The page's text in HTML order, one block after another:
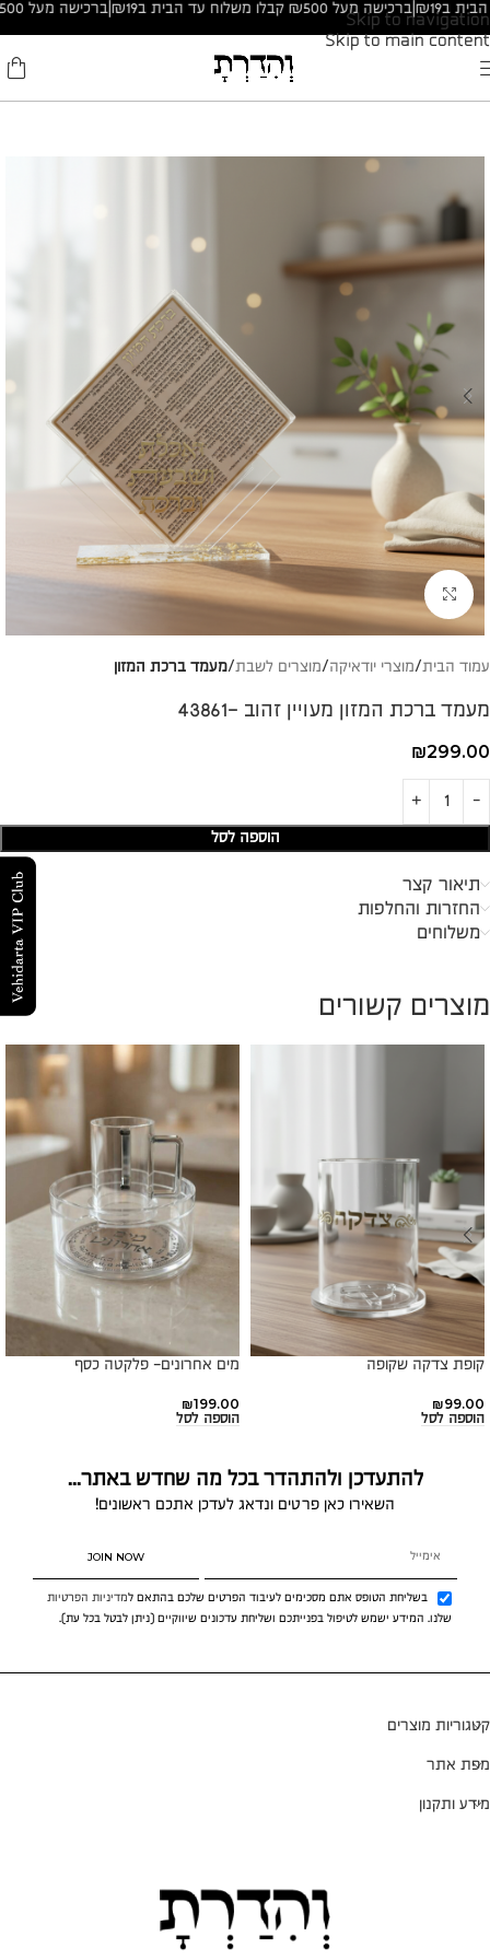
Skip to navigation
Skip to main content
ברכישה מעל ₪500 קבלו משלוח עד הבית ב₪19| ברכישה מעל ₪500 קבלו משלוח עד הבית ב₪19|
להגדלת התמונה
עמוד הבית מוצרי יודאיקה מוצרים לשבת מעמד ברכת המזון
מעמד ברכת המזון מעויין זהוב -43861
₪299.00
הוספה לסל
תיאור קצר
החזרות והחלפות
משלוחים
מוצרים קשורים
קופת צדקה שקופה
₪99.00
הוספה לסל
מים אחרונים- פלקטה כסף
₪199.00
הוספה לסל
להתעדכן ולהתהדר בכל מה שחדש באתר...
השאירו כאן פרטים ונדאג לעדכן אתכם ראשונים!
בשליחת הטופס אתם מסכימים לעיבוד הפרטים שלכם בהתאם למדיניות הפרטיות
שלנו. המידע ישמש לטיפול בפנייתכם ושליחת עדכונים שיווקיים (ניתן לבטל בכל עת).
JOIN NOW
קטגוריות מוצרים
מפת אתר
מידע ותקנון